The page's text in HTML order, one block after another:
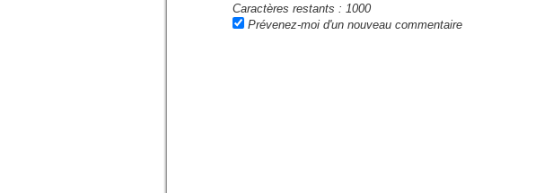
Caractères restants : 1000
Prévenez-moi d'un nouveau commentaire